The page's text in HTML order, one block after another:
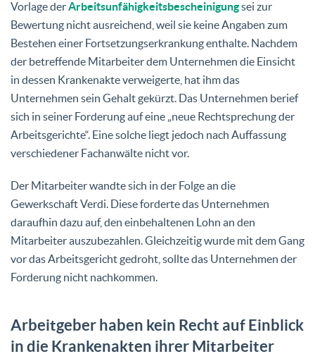
Vorlage derArbeitsunfähigkeitsbescheinigungsei zur
Bewertung nicht ausreichend, weil sie keine Angaben zum
Bestehen einer Fortsetzungserkrankung enthalte. Nachdem
der betreffende Mitarbeiter dem Unternehmen die Einsicht
in dessen Krankenakte verweigerte, hat ihm das
Unternehmen sein Gehalt gekürzt. Das Unternehmen berief
sich in seiner Forderung auf eine „neue Rechtsprechung der
Arbeitsgerichte“. Eine solche liegt jedoch nach Auffassung
verschiedener Fachanwälte nicht vor.
Der Mitarbeiter wandte sich in der Folge an die
Gewerkschaft Verdi. Diese forderte das Unternehmen
daraufhin dazu auf, den einbehaltenen Lohn an den
Mitarbeiter auszubezahlen. Gleichzeitig wurde mit dem Gang
vor das Arbeitsgericht gedroht, sollte das Unternehmen der
Forderung nicht nachkommen.
Arbeitgeber haben kein Recht auf Einblick
in die Krankenakten ihrer Mitarbeiter